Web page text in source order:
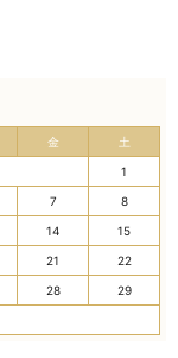
金 土
1
7 8
14 15
21 22
28 29